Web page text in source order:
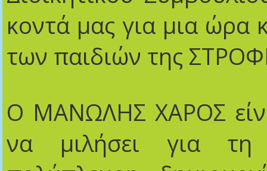
κοντά μας για μια ώρα
των παιδιών της
Ο ΜΑΝΩΛΗΣ ΧΑΡΟΣ
να μιλήσει για τη